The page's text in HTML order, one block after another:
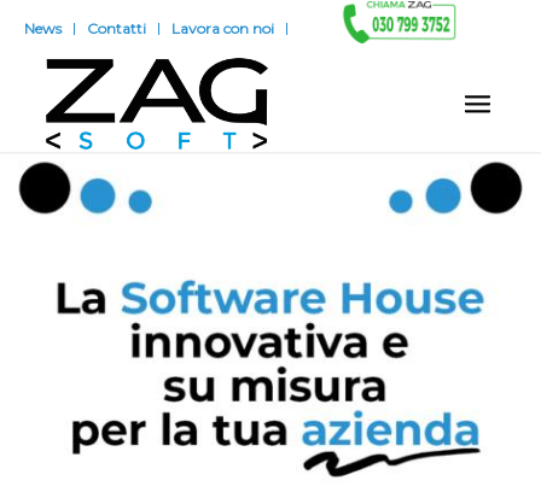
News Contatti Lavora con noi